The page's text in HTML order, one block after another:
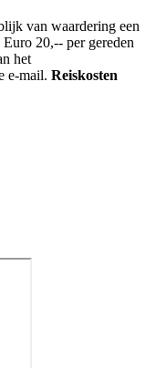
van waardering een
20,-- per gereden
het
e-mail. Reiskosten